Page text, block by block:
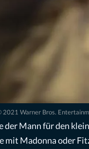
2021 Warner Bros.
der Mann für den
mit Madonna oder